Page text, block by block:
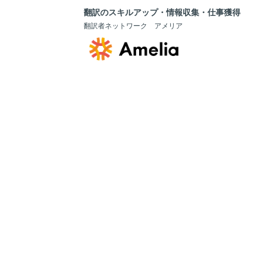
翻訳のスキルアップ・情報収集・仕事獲得
翻訳者ネットワーク アメリア